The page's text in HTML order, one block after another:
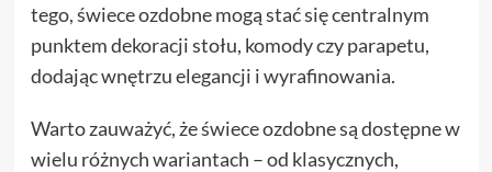
tego, świece ozdobne mogą stać się centralnym
punktem dekoracji stołu, komody czy parapetu,
dodając wnętrzu elegancji i wyrafinowania.
Warto zauważyć, że świece ozdobne są dostępne w
wielu różnych wariantach – od klasycznych,